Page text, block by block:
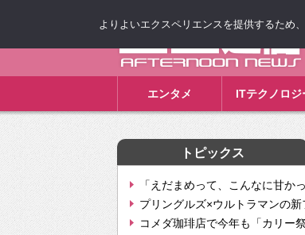
エンタメ ITテクノロジ
トピックス
「えだまめって、こんなに甘か
プリングルズ×ウルトラマンの
コメダ珈琲店で今年も「カリー
よりよいエクスペリエンスを提供するため